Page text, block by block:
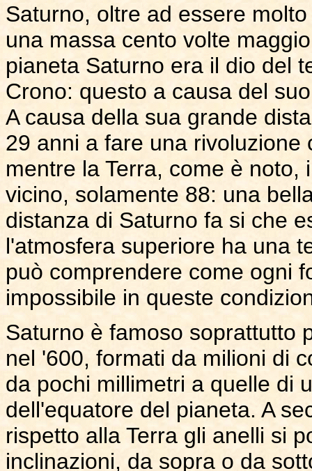
Saturno, oltre ad essere
una massa cento volte
pianeta Saturno era il dio del
Crono: questo a causa del
A causa della sua grande
29 anni a fare una
mentre la Terra, come è
vicino, solamente 88: una
distanza di Saturno fa si che
l'atmosfera superiore ha una
può comprendere come ogni
impossibile in queste
Saturno è famoso soprattutto
nel '600, formati da milioni di
da pochi millimetri a quelle di
dell'equatore del pianeta. A
rispetto alla Terra gli anelli si
inclinazioni, da sopra o da